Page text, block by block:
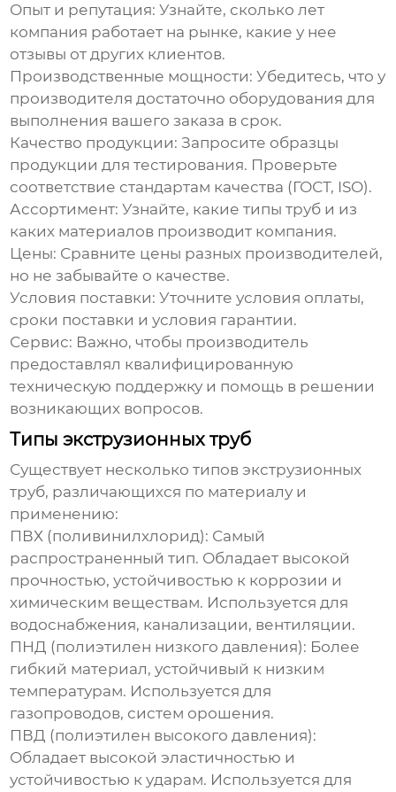
Опыт и репутация: Узнайте, сколько лет
компания работает на рынке, какие у нее
отзывы от других клиентов.
Производственные мощности: Убедитесь, что у
производителя достаточно оборудования для
выполнения вашего заказа в срок.
Качество продукции: Запросите образцы
продукции для тестирования. Проверьте
соответствие стандартам качества (ГОСТ, ISO).
Ассортимент: Узнайте, какие типы труб и из
каких материалов производит компания.
Цены: Сравните цены разных производителей,
но не забывайте о качестве.
Условия поставки: Уточните условия оплаты,
сроки поставки и условия гарантии.
Сервис: Важно, чтобы производитель
предоставлял квалифицированную
техническую поддержку и помощь в решении
возникающих вопросов.
Типы экструзионных труб
Существует несколько типов экструзионных
труб, различающихся по материалу и
применению:
ПВХ (поливинилхлорид): Самый
распространенный тип. Обладает высокой
прочностью, устойчивостью к коррозии и
химическим веществам. Используется для
водоснабжения, канализации, вентиляции.
ПНД (полиэтилен низкого давления): Более
гибкий материал, устойчивый к низким
температурам. Используется для
газопроводов, систем орошения.
ПВД (полиэтилен высокого давления):
Обладает высокой эластичностью и
устойчивостью к ударам. Используется для